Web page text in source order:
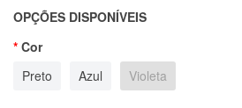
OPÇÕES DISPONÍVEIS
Cor
Preto
Azul Violeta